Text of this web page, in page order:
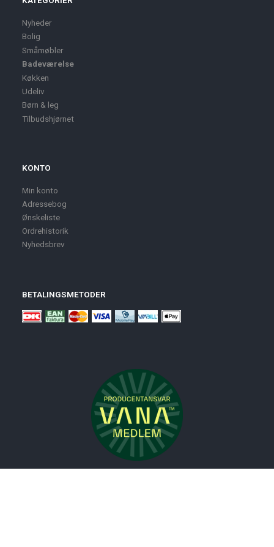
Nyheder
Bolig
Småmøbler
Badeværelse
Køkken
Udeliv
Børn & leg
Tilbudshjørnet
KONTO
Min konto
Adressebog
Ønskeliste
Ordrehistorik
Nyhedsbrev
BETALINGSMETODER